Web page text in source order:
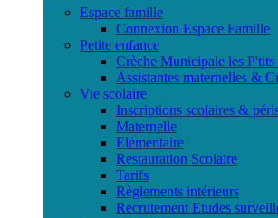
Espace famille
Connexion Espace Famille
Petite enfance
Crèche Municipale les
Assistantes maternelles &
Vie scolaire
Inscriptions scolaires &
Maternelle
Elémentaire
Restauration Scolaire
Tarifs
Règlements intérieurs
Recrutement Etudes